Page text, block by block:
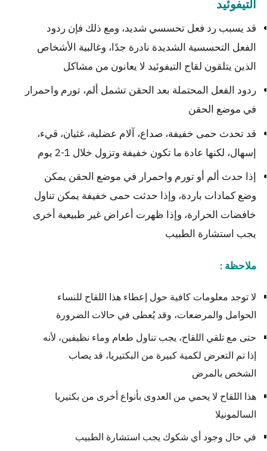
التيفوئيد
قد يسبب رد فعل تحسسي شديد، ومع ذلك فإن ردود
الفعل التحسسية الشديدة نادرة جدًا، وغالبية الأشخاص
الذين يتلقون لقاح التيفوئيد لا يعانون من مشاكل
ردود الفعل المحتملة بعد الحقن تشمل ألم، تورم واحمرار
في موضع الحقن
قد تحدث حمى خفيفة، صداع، آلام عضلية، غثيان، قيء،
إسهال، لكنها عادة ما تكون خفيفة وتزول خلال 1-2 يوم
إذا حدث ألم أو تورم واحمرار في موضع الحقن يمكن
وضع كمادات باردة، وإذا حدثت حمى خفيفة يمكن تناول
خافضات الحرارة، وإذا ظهرت أعراض غير طبيعية أخرى
يجب استشارة الطبيب
ملاحظة :
لا توجد معلومات كافية حول إعطاء هذا اللقاح للنساء
الحوامل والمرضعات، وقد يُعطى في حالات الضرورة
حتى مع تلقي اللقاح، يجب تناول طعام وماء نظيفين، لأنه
إذا تم التعرض لكمية كبيرة من البكتيريا، قد يصاب
الشخص بالمرض
هذا اللقاح لا يحمي من العدوى بأنواع أخرى من بكتيريا
السالمونيلا
في حال وجود أي شكوك يجب استشارة الطبيب